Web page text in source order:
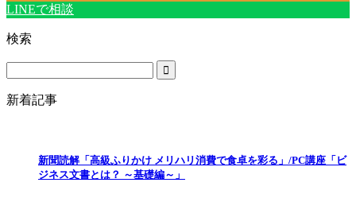
LINEで相談
検索
新着記事
新聞読解「高級ふりかけ メリハリ消費で食卓を彩る」/PC講座「ビ
ジネス文書とは？ ～基礎編～」